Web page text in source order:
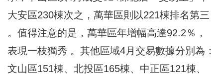
大安區230棟次之，萬華區則以221棟排名第三
。值得注意的是，萬華區年增幅高達92.2％，
表現一枝獨秀 。其他區域4月交易數據分別為：
文山區151棟、北投區165棟、中正區121棟、